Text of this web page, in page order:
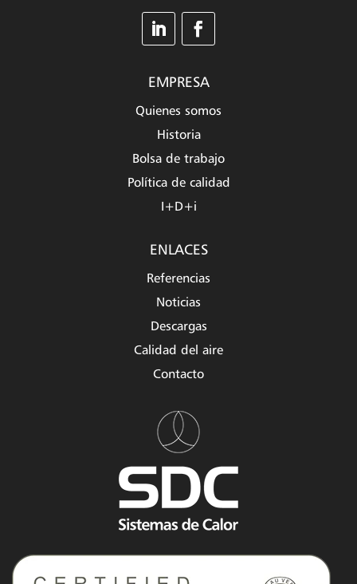
EMPRESA
Quienes somos
Historia
Bolsa de trabajo
Política de calidad
I+D+i
ENLACES
Referencias
Noticias
Descargas
Calidad del aire
Contacto